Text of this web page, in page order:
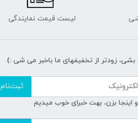
لیست قیمت نمایندگی
بشی، زودتر از تخفیفهای ما باخبر می شی :)
ثبت‌نام
اینجا بزن، بهت خبرای خوب میدیم